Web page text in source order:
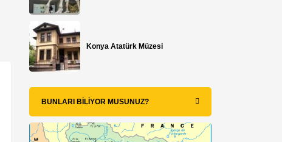
Konya Atatürk Müzesi
BUNLARI BILIYOR MUSUNUZ?